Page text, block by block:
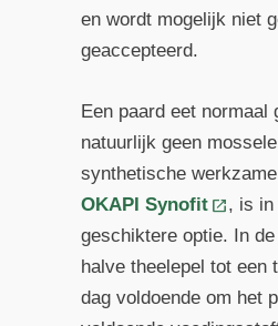
en wordt mogelijk niet
geaccepteerd.
Een paard eet normaal
natuurlijk geen
synthetische
OKAPI Synofit
, is in
geschiktere optie. In
halve theelepel tot een
dag voldoende om het